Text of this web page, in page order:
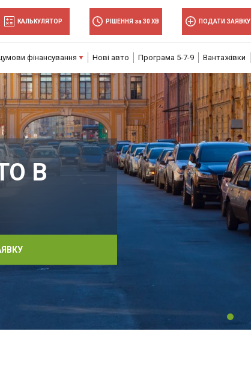
КАЛЬКУЛЯТОР РІШЕННЯ за 30 ХВ ПОДАТИ ЗАЯВКУ
фінансування Нові авто Програма 5-7-9 Вантажівки
В